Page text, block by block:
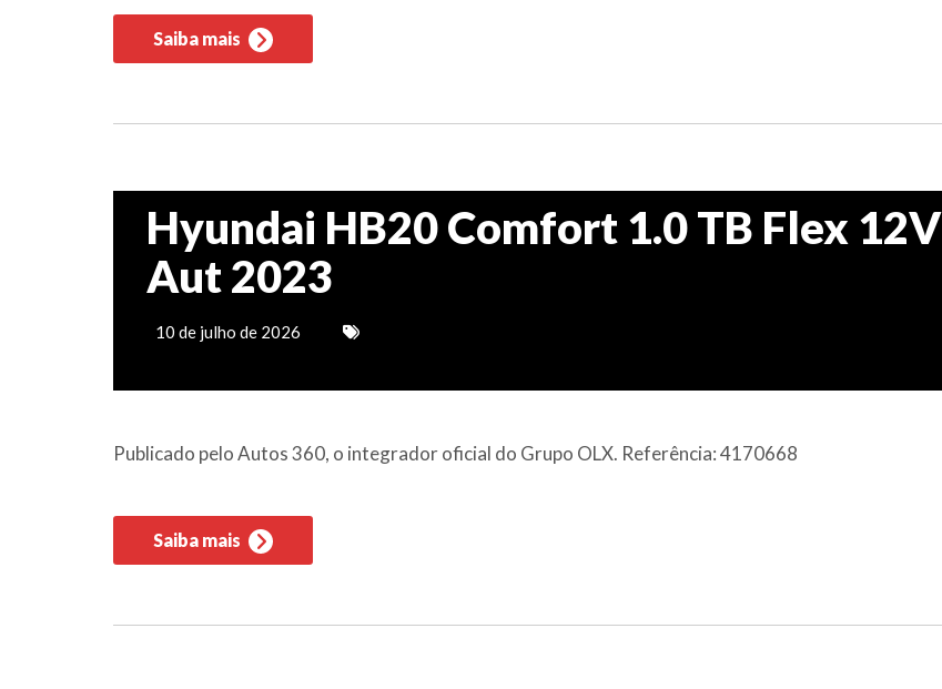
Saiba mais
Hyundai HB20 Comfort 1.0 TB Flex 12V
Aut 2023
10 de julho de 2026
Publicado pelo Autos 360, o integrador oficial do Grupo OLX. Referência: 4170668
Saiba mais